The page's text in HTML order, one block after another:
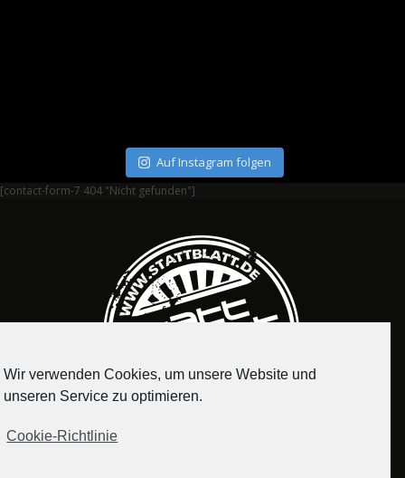
Auf Instagram folgen
[contact-form-7 404 "Nicht gefunden"]
Wir verwenden Cookies, um unsere Website und
unseren Service zu optimieren.
Cookie-Richtlinie